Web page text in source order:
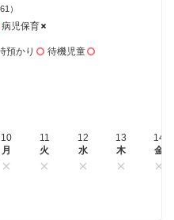
）
病児保育
預かり 待機児童
10
月
11
火
12
水
13
木
14
金